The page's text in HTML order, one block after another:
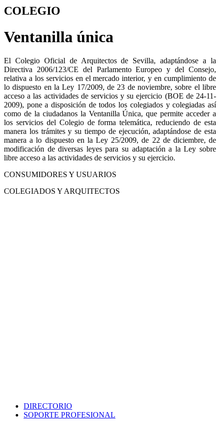
COLEGIO
Ventanilla única
El Colegio Oficial de Arquitectos de Sevilla, adaptándose a la
Directiva 2006/123/CE del Parlamento Europeo y del Consejo,
relativa a los servicios en el mercado interior, y en cumplimiento de
lo dispuesto en la Ley 17/2009, de 23 de noviembre, sobre el libre
acceso a las actividades de servicios y su ejercicio (BOE de 24-11-
2009), pone a disposición de todos los colegiados y colegiadas así
como de la ciudadanos la Ventanilla Única, que permite acceder a
los servicios del Colegio de forma telemática, reduciendo de esta
manera los trámites y su tiempo de ejecución, adaptándose de esta
manera a lo dispuesto en la Ley 25/2009, de 22 de diciembre, de
modificación de diversas leyes para su adaptación a la Ley sobre
libre acceso a las actividades de servicios y su ejercicio.
CONSUMIDORES Y USUARIOS
COLEGIADOS Y ARQUITECTOS
DIRECTORIO
SOPORTE PROFESIONAL